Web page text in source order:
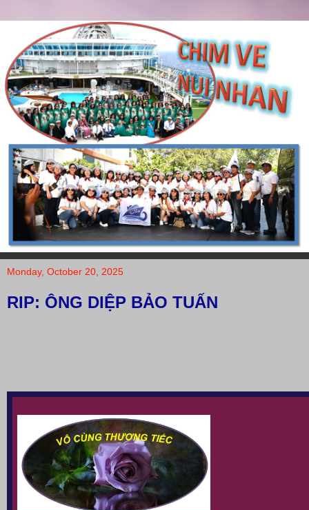
Monday, October 20, 2025
RIP: ÔNG DIỆP BẢO TUẤN